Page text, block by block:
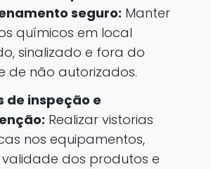
seguro: Manter
químicos em local
sinalizado e fora do
de não autorizados.
de inspeção e
Realizar vistorias
nos equipamentos,
dos produtos e